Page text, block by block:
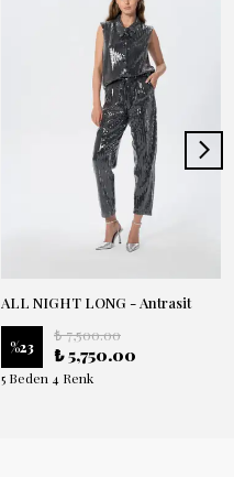
ALL NIGHT LONG - Antrasit
%23
₺ 7,500.00
₺ 5,750.00
5 Beden 4 Renk